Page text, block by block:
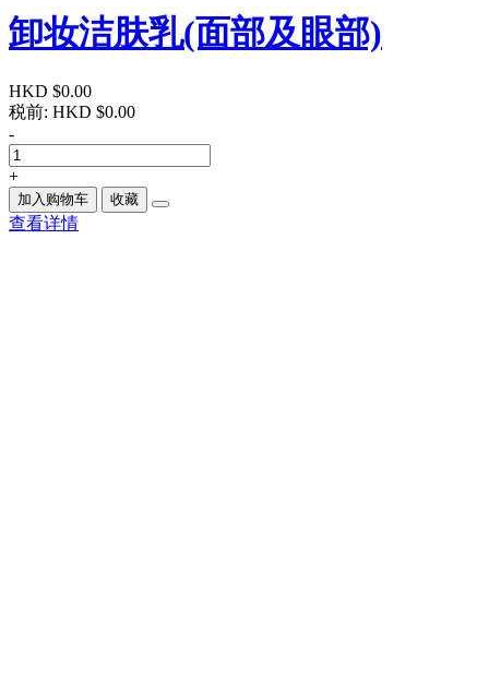
卸妆洁肤乳(面部及眼部)
HKD $0.00
税前: HKD $0.00
-
+
加入购物车 收藏
查看详情